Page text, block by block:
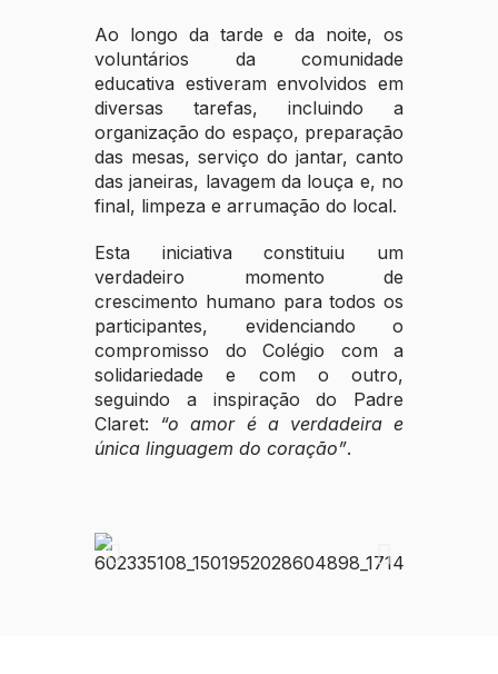
Ao longo da tarde e da noite, os
voluntários da comunidade
educativa estiveram envolvidos em
diversas tarefas, incluindo a
organização do espaço, preparação
das mesas, serviço do jantar, canto
das janeiras, lavagem da louça e, no
final, limpeza e arrumação do local.
Esta iniciativa constituiu um
verdadeiro momento de
crescimento humano para todos os
participantes, evidenciando o
compromisso do Colégio com a
solidariedade e com o outro,
seguindo a inspiração do Padre
Claret: “o amor é a verdadeira e
única linguagem do coração”.